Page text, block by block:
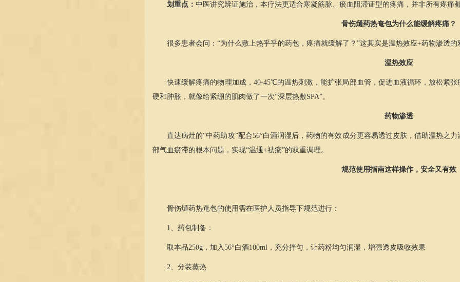
划重点： 中医讲究辨证施治，本疗法更适合寒凝筋脉、瘀血阻滞证型的疼痛，并非所有疼痛
骨伤熥药热奄包为什么能缓解疼痛？
很多患者会问：“为什么敷上热乎乎的药包，疼痛就缓解了？”这其实是温热效应+药物渗透的
温热效应
快速缓解疼痛的物理加成，40-45℃的温热刺激，能扩张局部血管，促进血液循环，放松紧
硬和肿胀，就像给紧绷的肌肉做了一次“深层热敷SPA”。
药物渗透
直达病灶的“中药助攻”配合56°白酒润湿后，药物的有效成分更容易透过皮肤，借助温热之
部气血瘀滞的根本问题，实现“温通+祛瘀”的双重调理。
规范使用指南这样操作，安全又有效
骨伤熥药热奄包的使用需在医护人员指导下规范进行：
1、 药包制备：
取本品250g，加入56°白酒100ml，充分拌匀，让药粉均匀润湿，增强透皮吸收效果
2、 分装蒸热